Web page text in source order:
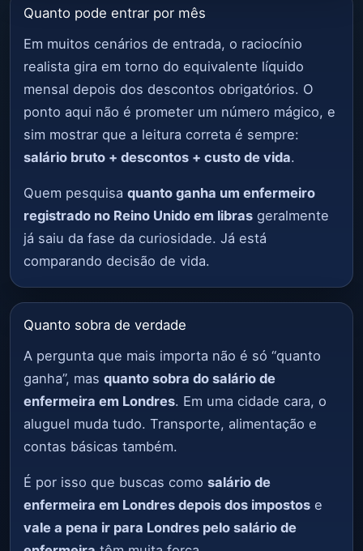
Quanto pode entrar por mês
Em muitos cenários de entrada, o raciocínio
realista gira em torno do equivalente líquido
mensal depois dos descontos obrigatórios. O
ponto aqui não é prometer um número mágico, e
sim mostrar que a leitura correta é sempre:
salário bruto + descontos + custo de vida.
Quem pesquisa quanto ganha um enfermeiro
registrado no Reino Unido em libras geralmente
já saiu da fase da curiosidade. Já está
comparando decisão de vida.
Quanto sobra de verdade
A pergunta que mais importa não é só “quanto
ganha”, mas quanto sobra do salário de
enfermeira em Londres. Em uma cidade cara, o
aluguel muda tudo. Transporte, alimentação e
contas básicas também.
É por isso que buscas como salário de
enfermeira em Londres depois dos impostos e
vale a pena ir para Londres pelo salário de